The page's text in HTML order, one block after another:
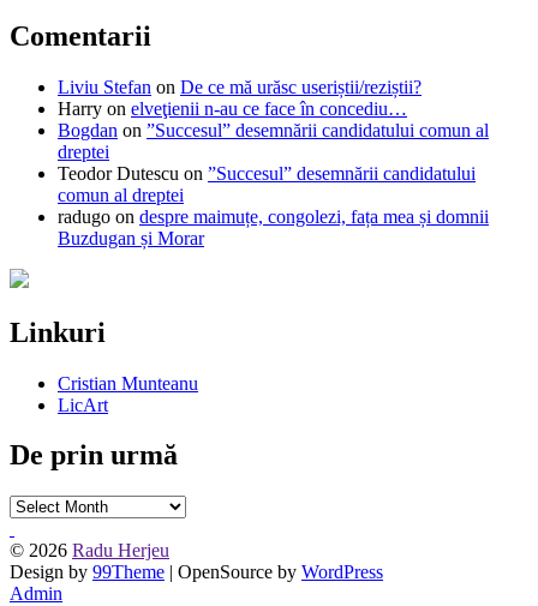
Comentarii
Liviu Stefan on De ce mă urăsc useriștii/reziștii?
Harry on elveţienii n-au ce face în concediu…
Bogdan on ”Succesul” desemnării candidatului comun al
dreptei
Teodor Dutescu on ”Succesul” desemnării candidatului
comun al dreptei
radugo on despre maimuțe, congolezi, fața mea și domnii
Buzdugan și Morar
Linkuri
Cristian Munteanu
LicArt
De prin urmă
De
urmă
© 2026 Radu Herjeu
Design by 99Theme | OpenSource by WordPress
Admin